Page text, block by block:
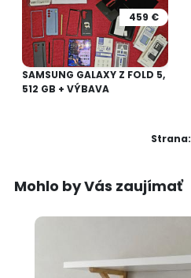
459 €
SAMSUNG GALAXY Z FOLD 5,
512 GB + VÝBAVA
Strana:
Mohlo by Vás zaujímať